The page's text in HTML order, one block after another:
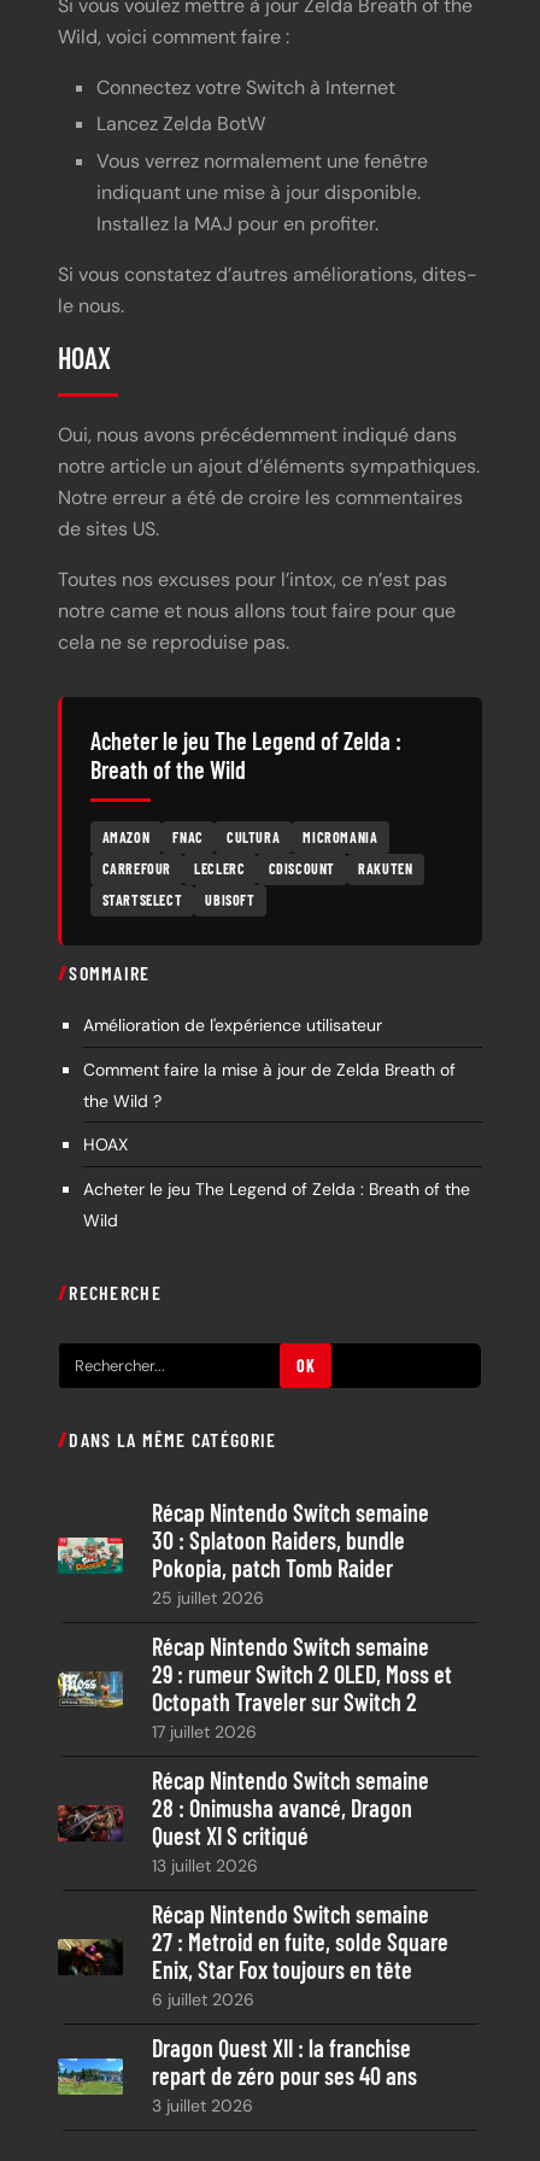
Wild, voici comment faire :
Connectez votre Switch à Internet
Lancez Zelda BotW
Vous verrez normalement une fenêtre
indiquant une mise à jour disponible.
Installez la MAJ pour en profiter.
Si vous constatez d’autres améliorations, dites-
le nous.
HOAX
Oui, nous avons précédemment indiqué dans
notre article un ajout d’éléments sympathiques.
Notre erreur a été de croire les commentaires
de sites US.
Toutes nos excuses pour l’intox, ce n’est pas
notre came et nous allons tout faire pour que
cela ne se reproduise pas.
Acheter le jeu The Legend of Zelda :
Breath of the Wild
AMAZON FNAC CULTURA
MICROMANIA
CARREFOUR
LECLERC CDISCOUNT
RAKUTEN
STARTSELECT
UBISOFT
SOMMAIRE
Amélioration de l'expérience utilisateur
Comment faire la mise à jour de Zelda Breath of
the Wild ?
HOAX
Acheter le jeu The Legend of Zelda : Breath of the
Wild
RECHERCHE
e
h
c
h
OK
DANS LA MÊME CATÉGORIE
Récap Nintendo Switch semaine
30 : Splatoon Raiders, bundle
Pokopia, patch Tomb Raider
25 juillet 2026
Récap Nintendo Switch semaine
29 : rumeur Switch 2 OLED, Moss et
Octopath Traveler sur Switch 2
17 juillet 2026
Récap Nintendo Switch semaine
28 : Onimusha avancé, Dragon
Quest XI S critiqué
13 juillet 2026
Récap Nintendo Switch semaine
27 : Metroid en fuite, solde Square
Enix, Star Fox toujours en tête
6 juillet 2026
Dragon Quest XII : la franchise
repart de zéro pour ses 40 ans
3 juillet 2026